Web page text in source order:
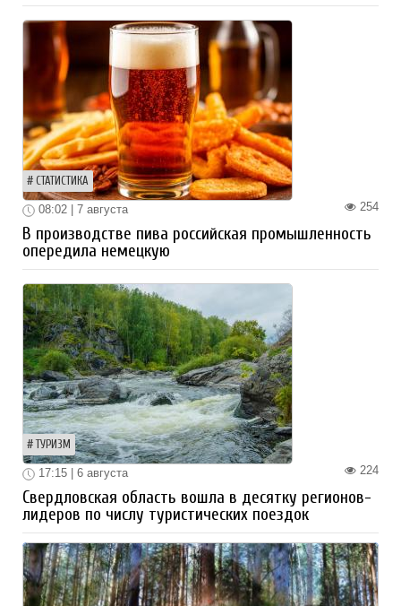
СТАТИСТИКА
254
08:02 | 7 августа
В производстве пива российская промышленность
опередила немецкую
ТУРИЗМ
224
17:15 | 6 августа
Свердловская область вошла в десятку регионов-
лидеров по числу туристических поездок